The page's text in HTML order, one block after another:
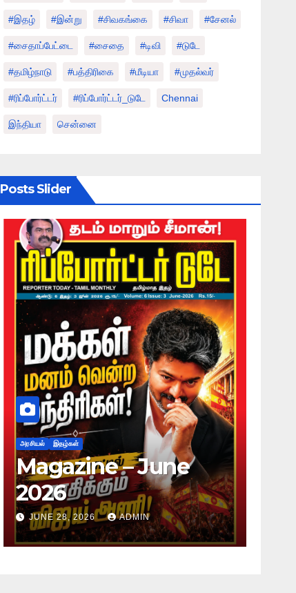
#இதழ் #இன்று #சிவகங்கை #சிவா #சேனல்
#சைதாப்பேட்டை #சைதை #டிவி #டுடே
#தமிழ்நாடு #பத்திரிகை #மீடியா #முதல்வர்
#ரிப்போர்ட்டர் #ரிப்போர்ட்டர்_டுடே Chennai
இந்தியா சென்னை
Posts Slider
அரசியல் இதழ்கள்
Magazine – June
2026
JUNE 28, 2026 ADMIN